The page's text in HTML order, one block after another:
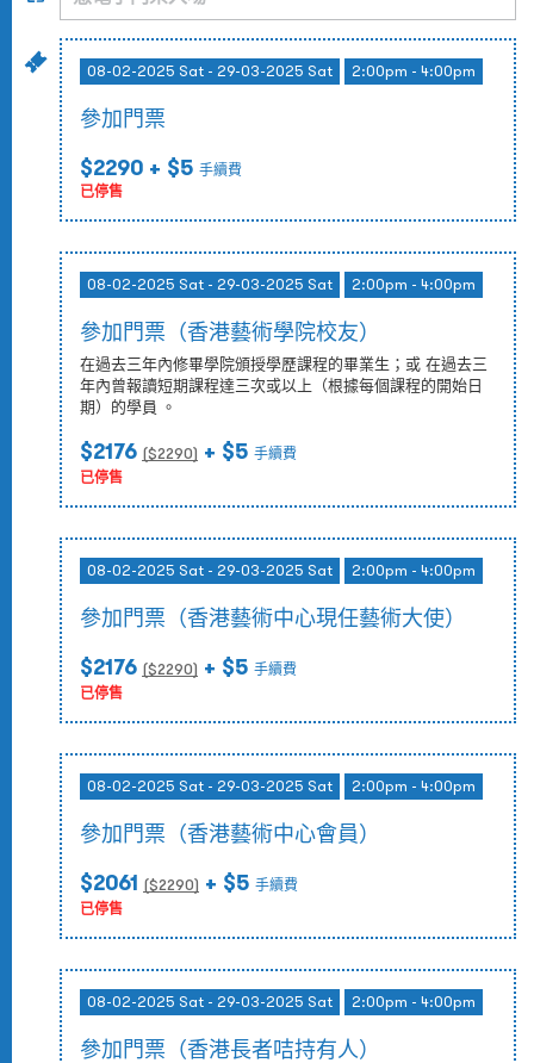
08-02-2025 Sat - 29-03-2025 Sat 2:00pm - 4:00pm
參加門票
$2290 + $5 手續費
已停售
08-02-2025 Sat - 29-03-2025 Sat 2:00pm - 4:00pm
參加門票（香港藝術學院校友）
在過去三年內修畢學院頒授學歷課程的畢業生；或 在過去三
年內曾報讀短期課程達三次或以上（根據每個課程的開始日
期）的學員 。
$2176 ($2290) + $5 手續費
已停售
08-02-2025 Sat - 29-03-2025 Sat 2:00pm - 4:00pm
參加門票（香港藝術中心現任藝術大使）
$2176 ($2290) + $5 手續費
已停售
08-02-2025 Sat - 29-03-2025 Sat 2:00pm - 4:00pm
參加門票（香港藝術中心會員）
$2061 ($2290) + $5 手續費
已停售
08-02-2025 Sat - 29-03-2025 Sat 2:00pm - 4:00pm
參加門票（香港長者咭持有人）